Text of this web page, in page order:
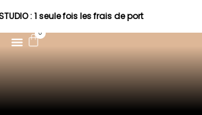
: 1 seule fois les frais de port
0